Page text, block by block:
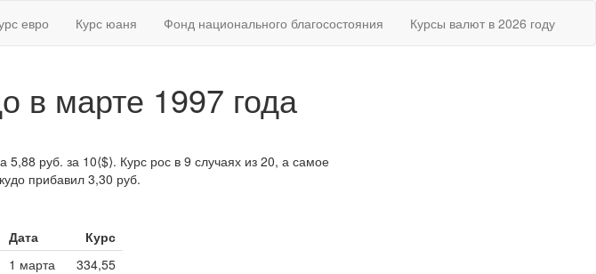
евро Курс юаня Фонд национального благосостояния Курсы валют в 2026 году
в марте 1997 года
руб. за 10⟨$⟩. Курс рос в 9 случаях из 20, а самое
прибавил 3,30 руб.
Дата
Курс
1 марта
334,55